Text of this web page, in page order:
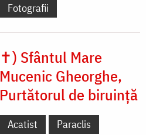
Fotografii
✝) Sfântul Mare
Mucenic Gheorghe,
Purtătorul de biruință
Acatist
Paraclis